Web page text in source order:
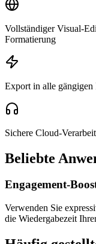
Vollständiger Visual-
Formatierung
Export in alle
Sichere Cloud-
Beliebte
Engagement-
Verwenden Sie
die Wiedergabezeit